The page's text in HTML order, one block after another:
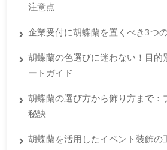
注意点
企業受付に胡蝶蘭を置くべき3つ
胡蝶蘭の色選びに迷わない！目的
ートガイド
胡蝶蘭の選び方から飾り方まで：
秘訣
胡蝶蘭を活用したイベント装飾の